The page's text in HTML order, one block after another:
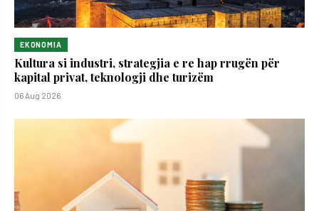
EKONOMIA
Kultura si industri, strategjia e re hap rrugën për
kapital privat, teknologji dhe turizëm
06 Aug 2026